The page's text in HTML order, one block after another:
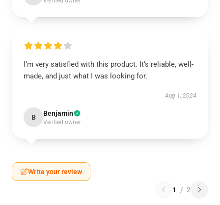
I’m very satisfied with this product. It’s reliable, well-
made, and just what I was looking for.
Aug 1, 2024
B Benjamin
Verified owner
Write your review
1 / 2